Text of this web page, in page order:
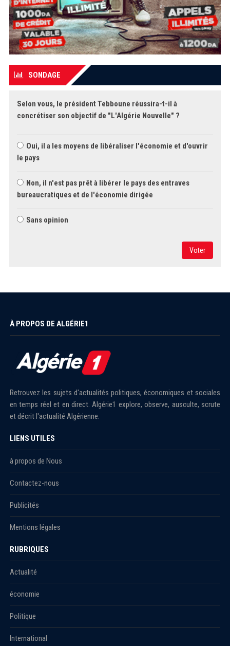
SONDAGE
Selon vous, le président Tebboune réussira-t-il à
concrétiser son objectif de "L'Algérie Nouvelle" ?
Oui, il a les moyens de libéraliser l'économie et d'ouvrir
le pays
Non, il n'est pas prêt à libérer le pays des entraves
bureaucratiques et de l'économie dirigée
Sans opinion
Voter
À PROPOS DE ALGÉRIE1
Retrouvez les sujets d'actualités politiques, économiques et sociales
en temps réel et en direct. Algérie1 explore, observe, ausculte, scrute
et décrit l'actualité Algérienne.
LIENS UTILES
à propos de Nous
Contactez-nous
Publicités
Mentions légales
RUBRIQUES
Actualité
économie
Politique
International